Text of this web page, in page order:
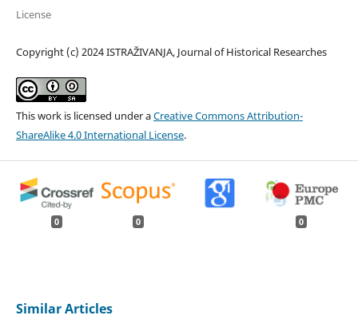
License
Copyright (c) 2024 ISTRAŽIVANJA, Јournal of Historical Researches
This work is licensed under aCreative Commons Attribution-
ShareAlike 4.0 International License.
0 0 0
Similar Articles